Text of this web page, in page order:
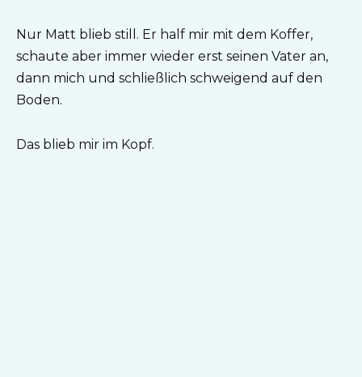
Nur Matt blieb still. Er half mir mit dem Koffer,
schaute aber immer wieder erst seinen Vater an,
dann mich und schließlich schweigend auf den
Boden.
Das blieb mir im Kopf.